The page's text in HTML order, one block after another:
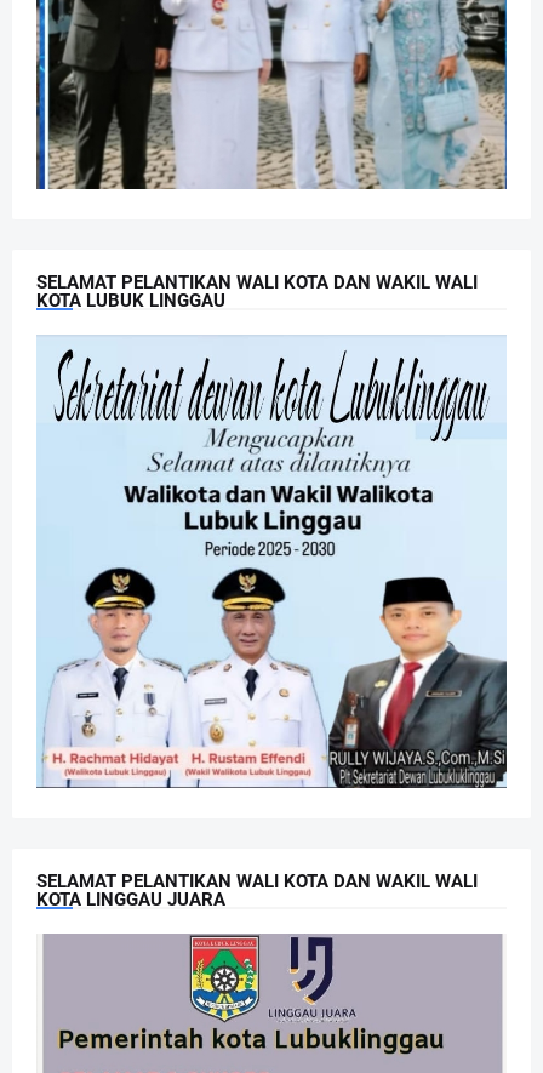
SELAMAT PELANTIKAN WALI KOTA DAN WAKIL WALI
KOTA LUBUK LINGGAU
SELAMAT PELANTIKAN WALI KOTA DAN WAKIL WALI
KOTA LINGGAU JUARA